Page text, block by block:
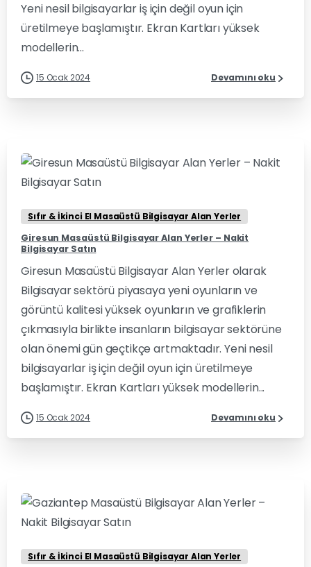
Yeni nesil bilgisayarlar iş için değil oyun için
üretilmeye başlamıştır. Ekran Kartları yüksek
modellerin...
15 Ocak 2024 Devamını oku
0 1
Sıfır & İkinci El Masaüstü Bilgisayar Alan Yerler
Giresun Masaüstü Bilgisayar Alan Yerler – Nakit
Bilgisayar Satın
Giresun Masaüstü Bilgisayar Alan Yerler olarak
Bilgisayar sektörü piyasaya yeni oyunların ve
görüntü kalitesi yüksek oyunların ve grafiklerin
çıkmasıyla birlikte insanların bilgisayar sektörüne
olan önemi gün geçtikçe artmaktadır. Yeni nesil
bilgisayarlar iş için değil oyun için üretilmeye
başlamıştır. Ekran Kartları yüksek modellerin...
15 Ocak 2024 Devamını oku
0 0
Sıfır & İkinci El Masaüstü Bilgisayar Alan Yerler